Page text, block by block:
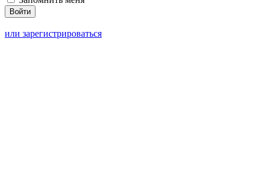
или зарегистрироваться